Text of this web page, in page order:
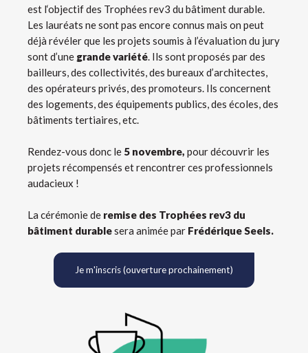
est l‘objectif des Trophées rev3 du bâtiment durable.
Les lauréats ne sont pas encore connus mais on peut
déjà révéler que les projets soumis à l’évaluation du jury
sont d’une grande variété. Ils sont proposés par des
bailleurs, des collectivités, des bureaux d’architectes,
des opérateurs privés, des promoteurs. Ils concernent
des logements, des équipements publics, des écoles, des
bâtiments tertiaires, etc.
Rendez-vous donc le 5 novembre, pour découvrir les
projets récompensés et rencontrer ces professionnels
audacieux !
La cérémonie de remise des Trophées rev3 du
bâtiment durablesera animée par Frédérique Seels.
Je m'inscris (ouverture prochainement)